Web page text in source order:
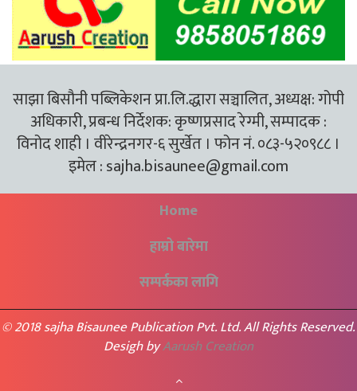
साझा बिसौनी पब्लिकेशन प्रा.लि.द्धारा सञ्चालित, अध्यक्ष: गोपी
अधिकारी, प्रबन्ध निर्देशक: कृष्णप्रसाद रेग्मी, सम्पादक :
विनोद शाही । वीरेन्द्रनगर-६ सुर्खेत । फोन नं. ०८३-५२०९८८ ।
इमेल :sajha.bisaunee@gmail.com
Home
हाम्रो बारेमा
सम्पर्कका लागि
© 2018 sajha Bisaunee Publication Pvt. Ltd. All Rights Reserved.
Desigh byAarush Creation